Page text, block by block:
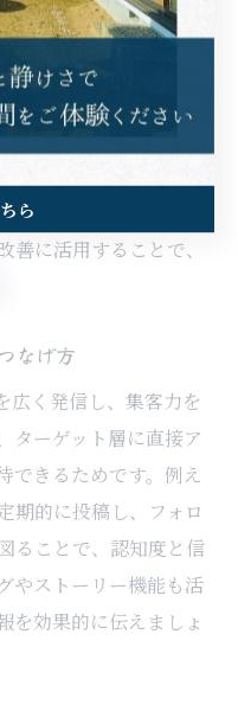
対応が可能となり、顧
これにより、予約の取
チャンスが広がりま
予約受付や自動リマイ
化により生まれた時間
に活用することで、
なげ方
広く発信し、集客力を
ターゲット層に直接ア
できるためです。例え
期的に投稿し、フォロ
ることで、認知度と信
やストーリー機能も活
を効果的に伝えましょ
ら
ら